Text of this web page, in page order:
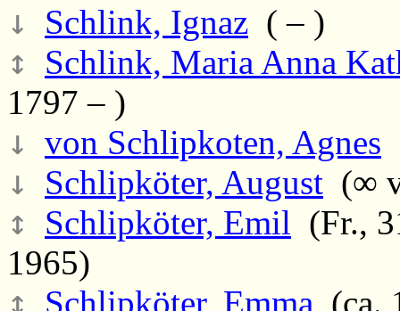
↓ Schlink, Ignaz ( – )
↕
Schlink, Maria Anna
1797 – )
↓ von Schlipkoten, Agnes
↓ Schlipköter, August (∞
↕ Schlipköter, Emil (Fr.,
1965)
↕ Schlipköter, Emma (ca.